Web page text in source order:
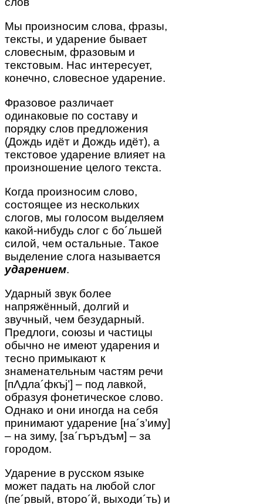
Мы произносим слова, фразы,
тексты, и ударение бывает
словесным, фразовым и
текстовым. Нас интересует,
конечно, словесное ударение.
Фразовое различает
одинаковые по составу и
порядку слов предложения
(Дождь идёт и Дождь идёт), а
текстовое ударение влияет на
произношение целого текста.
Когда произносим слово,
состоящее из нескольких
слогов, мы голосом выделяем
какой-нибудь слог с бо´льшей
силой, чем остальные. Такое
выделение слога называется
ударением.
Ударный звук более
напряжённый, долгий и
звучный, чем безударный.
Предлоги, союзы и частицы
обычно не имеют ударения и
тесно примыкают к
знаменательным частям речи
[пΛдла´фкъj’] – под лавкой,
образуя фонетическое слово.
Однако и они иногда на себя
принимают ударение [на´з’иму]
– на зиму, [за´гъръдъм] – за
городом.
Ударение в русском языке
может падать на любой слог
(пе´рвый, второ´й, выходи´ть) и